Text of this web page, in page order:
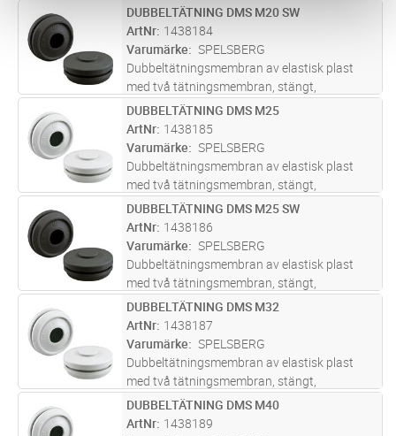
skarv.
ST Lägg i kundvagn
DUBBELTÄTNING DMS M20 SW
ArtNr 1438184
Varumärke
SPELSBERG
Dubbeltätningsmembran av elastisk plast
med två tätningsmembran, stängt,
Skyddsklass IP66,
ST Lägg i kundvagn
DUBBELTÄTNING DMS M25
ArtNr 1438185
Varumärke
SPELSBERG
Dubbeltätningsmembran av elastisk plast
med två tätningsmembran, stängt,
Skyddsklass IP66,
ST Lägg i kundvagn
DUBBELTÄTNING DMS M25 SW
ArtNr 1438186
Varumärke
SPELSBERG
Dubbeltätningsmembran av elastisk plast
med två tätningsmembran, stängt,
Skyddsklass IP66,
ST Lägg i kundvagn
DUBBELTÄTNING DMS M32
ArtNr 1438187
Varumärke
SPELSBERG
Dubbeltätningsmembran av elastisk plast
med två tätningsmembran, stängt,
Skyddsklass IP66,
ST Lägg i kundvagn
DUBBELTÄTNING DMS M40
ArtNr 1438189